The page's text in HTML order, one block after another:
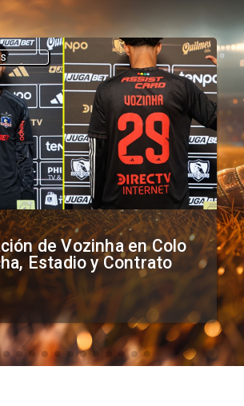
de Vozinha en Colo
Estadio y Contrato